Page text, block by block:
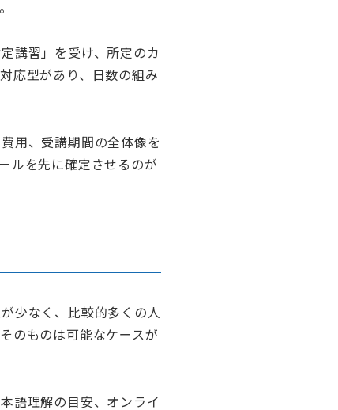
講習」を受け、所定のカ
応型があり、日数の組み
用、受講期間の全体像を
ルを先に確定させるのが
少なく、比較的多くの人
のものは可能なケースが
語理解の目安、オンライ